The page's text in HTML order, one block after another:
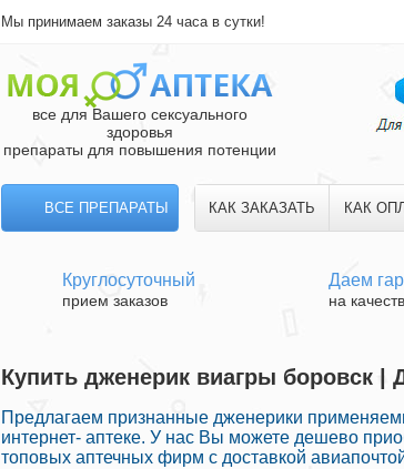
Мы принимаем заказы 24 часа в сутки!
все для Вашего сексуального
здоровья
препараты для повышения потенции
ВСЕ ПРЕПАРАТЫ КАК ЗАКАЗАТЬ КАК
Круглосуточный
прием заказов
Даем
на
Купить дженерик виагры боровск |
Предлагаем признанные дженерики
интернет- аптеке. У нас Вы можете дешево
топовых аптечных фирм с доставкой